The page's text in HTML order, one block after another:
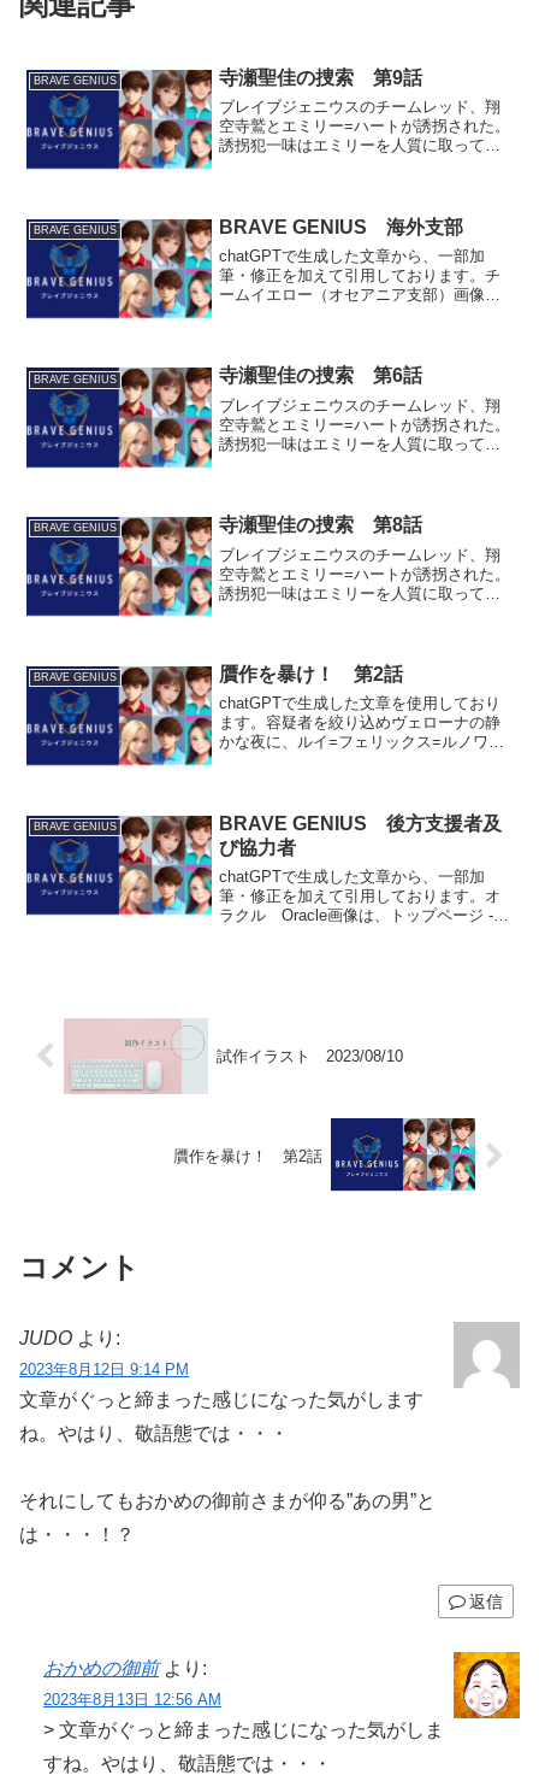
BRAVE GENIUS 寺瀬聖佳の捜索 第9話
ブレイブジェニウスのチームレッド、翔
空寺鷲とエミリー=ハートが誘拐された。
誘拐犯一味はエミリーを人質に取って鷲
敵に拉致された鷹松優姫...
BRAVE GENIUS BRAVE GENIUS 海外支部
chatGPTで生成した文章から、一部加
筆・修正を加えて引用しております。チ
ームイエロー（オセアニア支部）画像
BRAVE GENIUS 寺瀬聖佳の捜索 第6話
ブレイブジェニウスのチームレッド、翔
空寺鷲とエミリー=ハートが誘拐された。
誘拐犯一味はエミリーを人質に取って鷲
の小林陽菜が接触。共に...
BRAVE GENIUS 寺瀬聖佳の捜索 第8話
ブレイブジェニウスのチームレッド、翔
空寺鷲とエミリー=ハートが誘拐された。
誘拐犯一味はエミリーを人質に取って鷲
の小林陽菜が接触。共に...
BRAVE GENIUS 贋作を暴け！ 第2話
chatGPTで生成した文章を使用しており
ます。容疑者を絞り込めヴェローナの静
かな夜に、ルイ=フェリックス=ルノワー
と連絡を取った。...
BRAVE GENIUS
BRAVE GENIUS 後方支援者及
び協力者
chatGPTで生成した文章から、一部加
筆・修正を加えて引用しております。オ
ラクル Oracle画像は、トップページ -
試作イラスト 2023/08/10
贋作を暴け！ 第2話
コメント
JUDO より:
2023年8月12日 9:14 PM
文章がぐっと締まった感じになった気がします
ね。やはり、敬語態では・・・
それにしてもおかめの御前さまが仰る”あの男”と
は・・・！？
返信
おかめの御前 より:
2023年8月13日 12:56 AM
> 文章がぐっと締まった感じになった気がしま
すね。やはり、敬語態では・・・